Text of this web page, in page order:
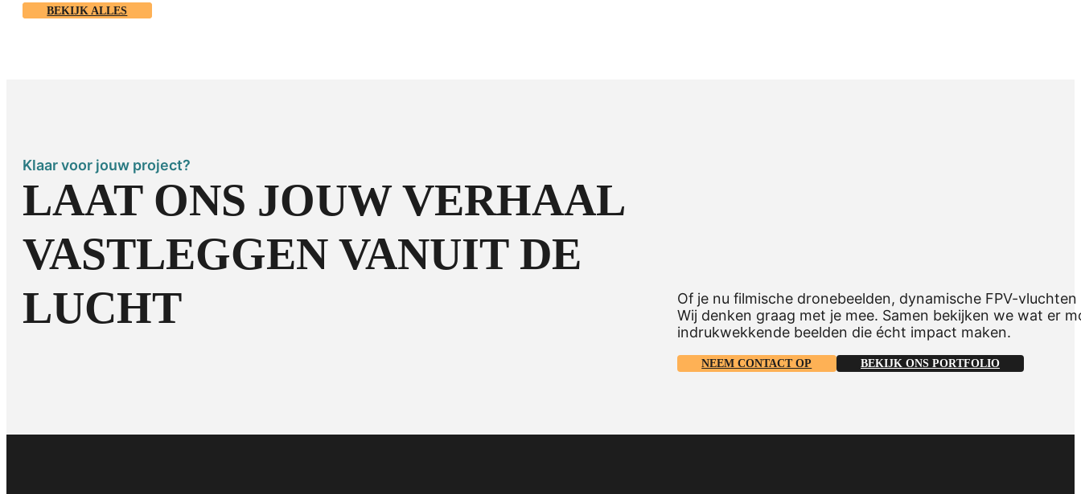
BEKIJK ALLES
Klaar voor jouw project?
LAAT ONS JOUW VERHAAL
VASTLEGGEN VANUIT DE
LUCHT
Of je nu filmische dronebeelden, dynamische FPV-
Wij denken graag met je mee. Samen bekijken we wat er
indrukwekkende beelden die écht impact maken.
NEEM CONTACT OP BEKIJK ONS PORTFOLIO